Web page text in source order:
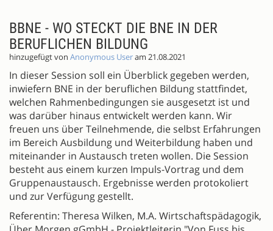
BBNE - WO STECKT DIE BNE IN DER
BERUFLICHEN BILDUNG
hinzugefügt von Anonymous Useram 21.08.2021
In dieser Session soll ein Überblick gegeben werden,
inwiefern BNE in der beruflichen Bildung stattfindet,
welchen Rahmenbedingungen sie ausgesetzt ist und
was darüber hinaus entwickelt werden kann. Wir
freuen uns über Teilnehmende, die selbst Erfahrungen
im Bereich Ausbildung und Weiterbildung haben und
miteinander in Austausch treten wollen. Die Session
besteht aus einem kurzen Impuls-Vortrag und dem
Gruppenaustausch. Ergebnisse werden protokoliert
und zur Verfügung gestellt.
Referentin: Theresa Wilken, M.A. Wirtschaftspädagogik,